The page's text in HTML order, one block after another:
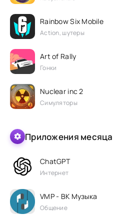
Rainbow Six Mobile
Action, шутеры
Art of Rally
Гонки
Nuclear inc 2
Симуляторы
Приложения месяца
ChatGPT
Интернет
VMP - ВК Музыка
Общение